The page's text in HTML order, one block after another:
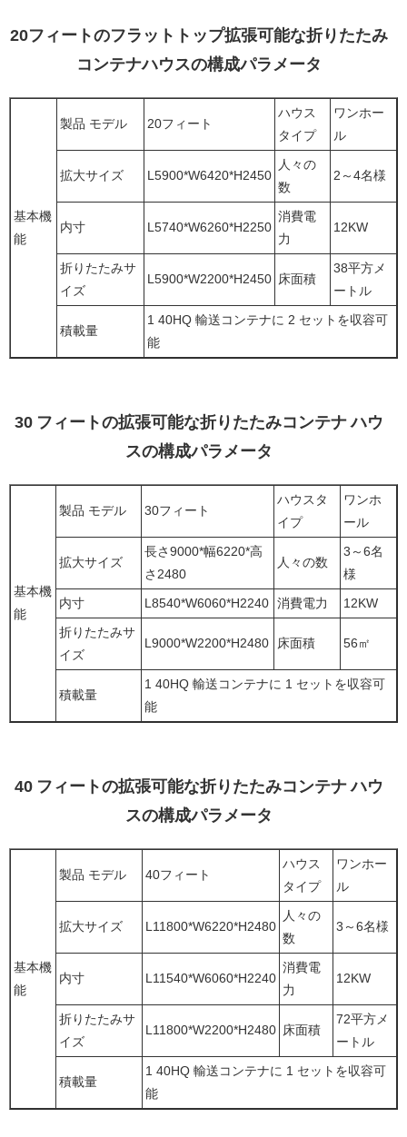
20フィートのフラットトップ拡張可能な折りたたみ
コンテナハウスの構成パラメータ
基本機
能
製品 モデル 20フィート
ハウス
タイプ
ワンホー
ル
拡大サイズ L5900*W6420*H2450
人々の
数
2～4名様
内寸 L5740*W6260*H2250
消費電
力
12KW
折りたたみサ
イズ
L5900*W2200*H2450 床面積
38平方メ
ートル
積載量
1 40HQ 輸送コンテナに 2 セットを収容可
能
30 フィートの拡張可能な折りたたみコンテナ ハウ
スの構成パラメータ
基本機
能
製品 モデル 30フィート
ハウスタ
イプ
ワンホ
ール
拡大サイズ
長さ9000*幅6220*高
さ2480
人々の数
3～6名
様
内寸
L8540*W6060*H2240 消費電力
12KW
折りたたみサ
イズ
L9000*W2200*H2480 床面積 56㎡
積載量
1 40HQ 輸送コンテナに 1 セットを収容可
能
40 フィートの拡張可能な折りたたみコンテナ ハウ
スの構成パラメータ
基本機
能
製品 モデル 40フィート
ハウス
タイプ
ワンホー
ル
拡大サイズ L11800*W6220*H2480
人々の
数
3～6名様
内寸 L11540*W6060*H2240
消費電
力
12KW
折りたたみサ
イズ
L11800*W2200*H2480 床面積
72平方メ
ートル
積載量
1 40HQ 輸送コンテナに 1 セットを収容可
能